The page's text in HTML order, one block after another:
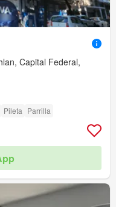
Capital Federal,
Pileta Parrilla